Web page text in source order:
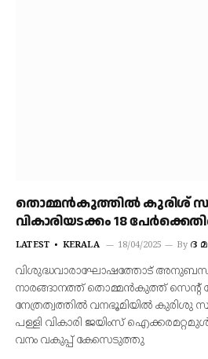
തൊമ്മന്‍കുത്തില്‍ കുരിശ്
വികാരിയടക്കം 18
LATEST KERALA 18/04/2025 By ദ
വിശുദ്ധവാരാഘോഷത്തോട്
നാരങ്ങാനത്ത് തൊമ്മന്‍കുത്ത് സെന്റ്
നേത്രത്വത്തില്‍ വനഭൂമിയില്‍ കുരിശു
പള്ളി വികാരി ജയിംസ്
വനം വകുപ്പ് കേസെടുത്തു